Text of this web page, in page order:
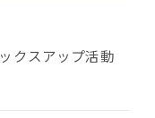
クスアップ活動